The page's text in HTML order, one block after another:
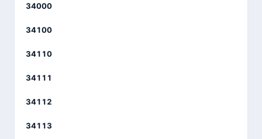
34000
34100
34110
34111
34112
34113